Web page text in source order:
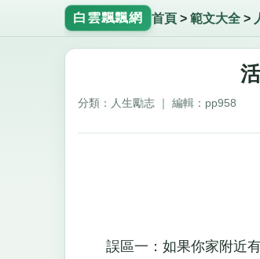
白雲飄飄網 首頁> 範文大全>
分類：人生勵志 ｜ 編輯：pp958
誤區一：如果你家附近有